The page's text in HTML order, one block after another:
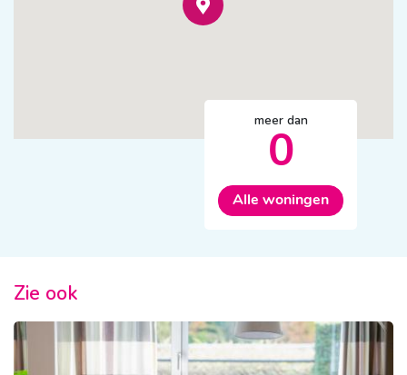
meer dan
0
Alle woningen
Zie ook